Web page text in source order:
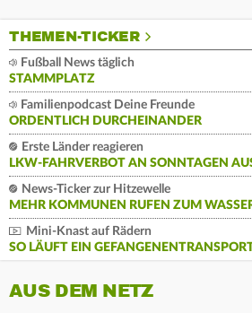
THEMEN-TICKER
Fußball News täglich
STAMMPLATZ
Familienpodcast Deine Freunde
ORDENTLICH DURCHEINANDER
Erste Länder reagieren
LKW-FAHRVERBOT AN SONNTAGEN
News-Ticker zur Hitzewelle
MEHR KOMMUNEN RUFEN ZUM
Mini-Knast auf Rädern
SO LÄUFT EIN
AUS DEM NETZ